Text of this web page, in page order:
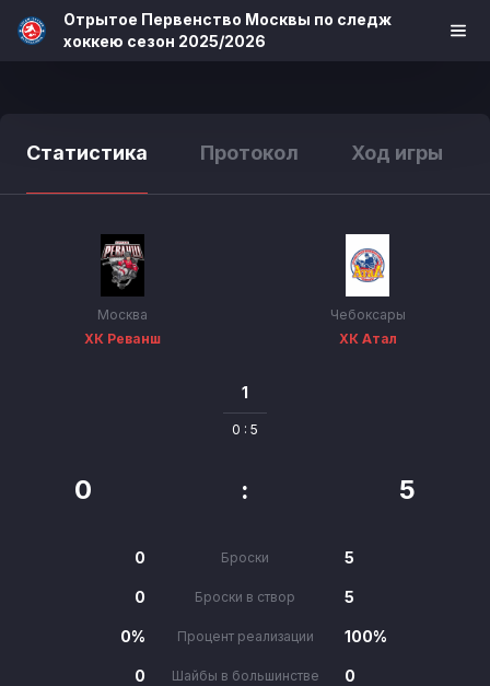
Отрытое Первенство Москвы по следж
хоккею сезон 2025/2026
Статистика Протокол Ход игры
Москва
ХК Реванш
Чебоксары
ХК Атал
1
0 : 5
0 : 5
0 Броски 5
0 Броски в створ 5
0% Процент реализации 100%
0 Шайбы в большинстве 0